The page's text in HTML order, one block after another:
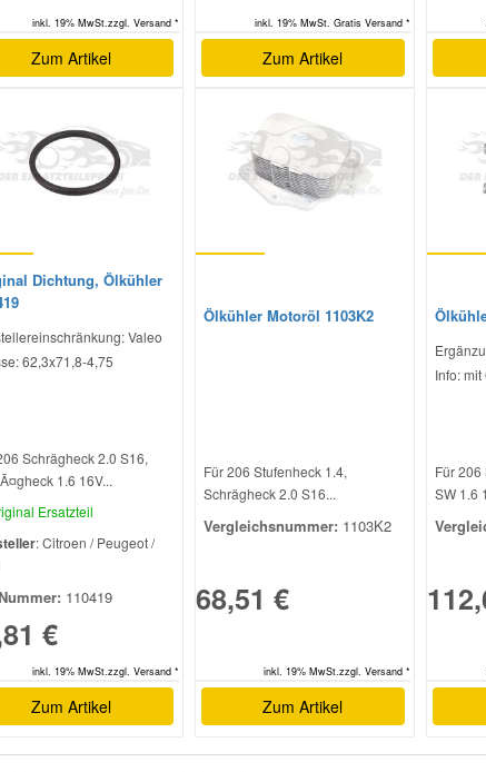
inkl. 19% MwSt.zzgl. Versand *
Zum Artikel
inkl. 19% MwSt. Gratis Versand *
Zum Artikel
Dichtung, Ölkühler
Valeo
62,3x71,8-4,75
Schrägheck 2.0 S16,
1.6 16V...
Ersatzteil
: Citroen / Peugeot /
110419
€
inkl. 19% MwSt.zzgl. Versand *
Zum Artikel
Ölkühler Motoröl 1103K2
Für 206 Stufenheck 1.4,
Schrägheck 2.0 S16...
Vergleichsnummer: 1103K2
68,51 €
inkl. 19% MwSt.zzgl. Versand *
Zum Artikel
Info:
Für
SW 1.6